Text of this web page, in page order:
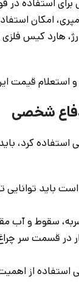
حمل ایمن و ۴ حالت
و استعلام
شخصی
کرد،
ضربه، سقوط و آب
قسمت سر
از اهمیت